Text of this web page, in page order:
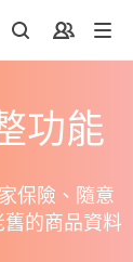
功能
保險、隨意
的商品資料